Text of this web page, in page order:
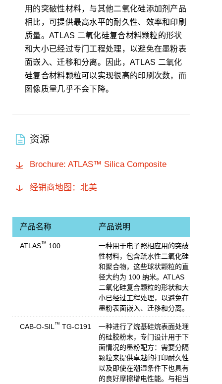
用的突破性材料，与其他二氧化硅添加剂产品
相比，可提供最高水平的耐久性、效率和印刷
质量。ATLAS 二氧化硅复合材料颗粒的形状
和大小已经过专门工程处理，以避免在墨粉表
面嵌入、迁移和分离。因此，ATLAS 二氧化
硅复合材料颗粒可以实现很高的印刷次数，而
图像质量几乎不会下降。
资源
Brochure: ATLAS™ Silica Composite
经销商地图：北美
产品名称 产品说明
ATLAS™ 100
一种用于电子照相应用的突破
性材料，包含疏水性二氧化硅
和聚合物，这些球状颗粒的直
径大约为 100 纳米。ATLAS
二氧化硅复合颗粒的形状和大
小已经过工程处理，以避免在
墨粉表面嵌入、迁移和分离。
CAB-O-SIL ™ TG-C191
一种进行了烷基硅烷表面处理
的硅胶粉末，专门设计用于下
面情况的墨粉配方：需要分隔
颗粒来提供卓越的打印耐久性
以及即使在潮湿条件下也具有
的良好摩擦增电性能。与相当